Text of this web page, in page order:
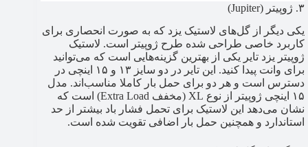
۳. ژوپیتر (Jupiter)
یکی دیگر از گل‌های لاستیک یزد که به صورت انحصاری برای
کاربرد خاصی طراحی شده طرح ژوپیتر است. لاستیک
ژوپیتر یزد تایر یکی از بهترین گزینه‌هایی است که می‌توانید
برای وانت پیدا کنید. این تایر در دو سایز ۱۳ و ۱۵ اینچی در
دسترس است و هر دو برای حمل بار کاملا مناسب‌اند. مدل
۱۵ اینچی ژوپیتر از نوع XL (مخفف Extra Load) است که
نشان می‌دهد این لاستیک برای تحمل فشار باد بیشتر از حد
استاندارد و همچنین حمل بار اضافی تقویت شده است.